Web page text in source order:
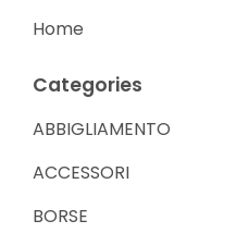
Home
Categories
ABBIGLIAMENTO
ACCESSORI
BORSE